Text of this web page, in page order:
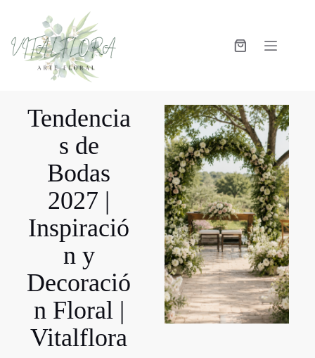
Tendencia
s de
Bodas
2027 |
Inspiració
n y
Decoració
n Floral |
Vitalflora